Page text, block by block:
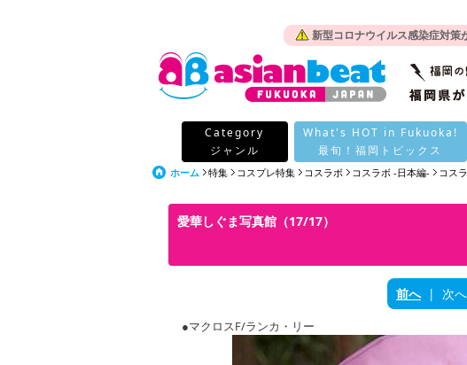
新型コロナウイルス感染症対策
Category
ジャンル
What's HOT in Fukuoka!
最旬！福岡トピックス
ホーム 特集 コスプレ特集 コスラボ コスラボ -日本編- コス
愛華しぐま写真館（17/17）
前へ| 次へ
●マクロスF/ランカ・リー